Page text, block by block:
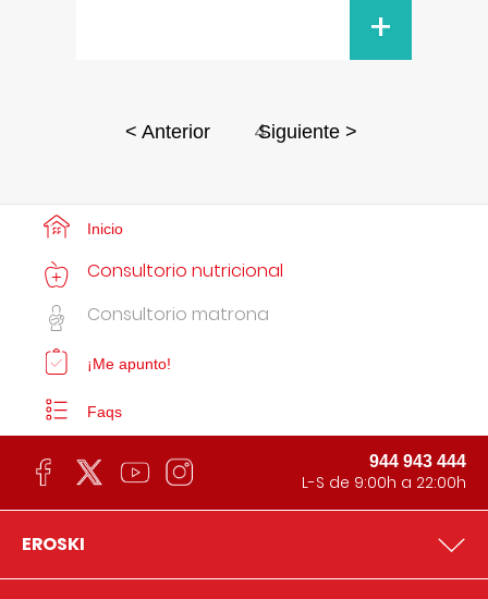
+
< Anterior 4
Siguiente >
Inicio
Consultorio nutricional
Consultorio matrona
¡Me apunto!
Faqs
944 943 444
L-S de 9:00h a 22:00h
EROSKI